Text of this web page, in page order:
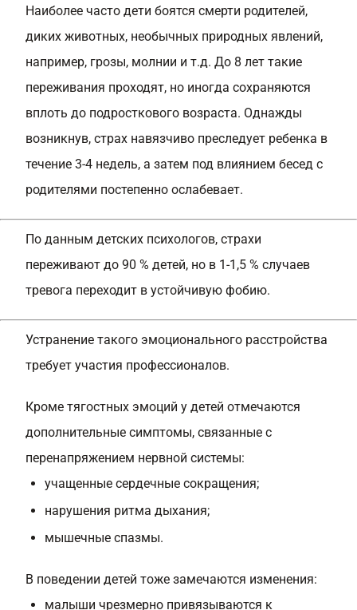
Наиболее часто дети боятся смерти родителей,
диких животных, необычных природных явлений,
например, грозы, молнии и т.д. До 8 лет такие
переживания проходят, но иногда сохраняются
вплоть до подросткового возраста. Однажды
возникнув, страх навязчиво преследует ребенка в
течение 3-4 недель, а затем под влиянием бесед с
родителями постепенно ослабевает.
По данным детских психологов, страхи
переживают до 90 % детей, но в 1-1,5 % случаев
тревога переходит в устойчивую фобию.
Устранение такого эмоционального расстройства
требует участия профессионалов.
Кроме тягостных эмоций у детей отмечаются
дополнительные симптомы, связанные с
перенапряжением нервной системы:
учащенные сердечные сокращения;
нарушения ритма дыхания;
мышечные спазмы.
В поведении детей тоже замечаются изменения:
малыши чрезмерно привязываются к